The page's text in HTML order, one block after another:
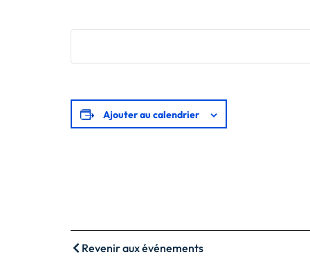
Ajouter au calendrier
Revenir aux événements